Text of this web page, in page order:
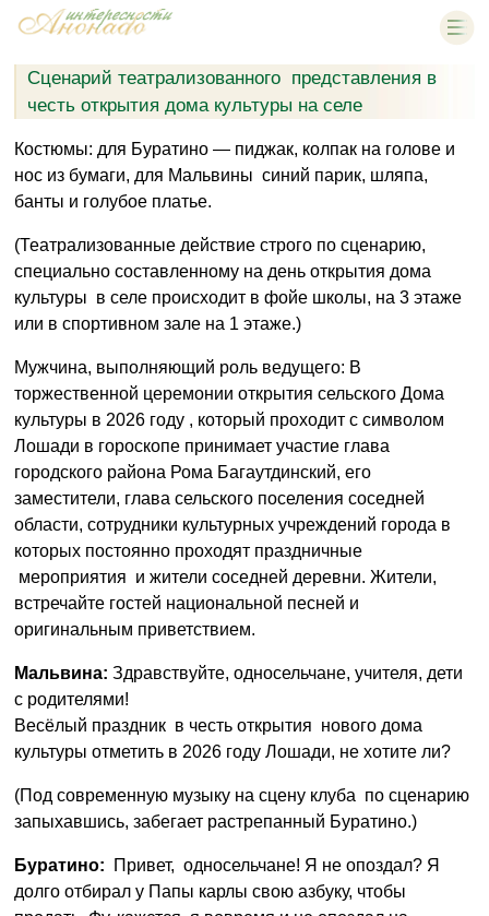
Сценарий театрализованного представления в
честь открытия дома культуры на селе
Костюмы: для Буратино — пиджак, колпак на голове и
нос из бумаги, для Мальвины синий парик, шляпа,
банты и голубое платье.
(Театрализованные действие строго по сценарию,
специально составленному на день открытия дома
культуры в селе происходит в фойе школы, на 3 этаже
или в спортивном зале на 1 этаже.)
Мужчина, выполняющий роль ведущего: В
торжественной церемонии открытия сельского Дома
культуры в 2026 году , который проходит с символом
Лошади в гороскопе принимает участие глава
городского района Рома Багаутдинский, его
заместители, глава сельского поселения соседней
области, сотрудники культурных учреждений города в
которых постоянно проходят праздничные
мероприятия и жители соседней деревни. Жители,
встречайте гостей национальной песней и
оригинальным приветствием.
Мальвина: Здравствуйте, односельчане, учителя, дети
с родителями!
Весёлый праздник в честь открытия нового дома
культуры отметить в 2026 году Лошади, не хотите ли?
(Под современную музыку на сцену клуба по сценарию
запыхавшись, забегает растрепанный Буратино.)
Буратино: Привет, односельчане! Я не опоздал? Я
долго отбирал у Папы карлы свою азбуку, чтобы